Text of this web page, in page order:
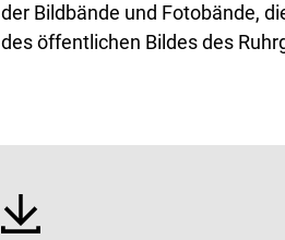
der Bildbände und Fotobände,
des öffentlichen Bildes des